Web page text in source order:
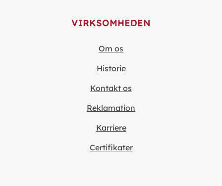
VIRKSOMHEDEN
Om os
Historie
Kontakt os
Reklamation
Karriere
Certifikater